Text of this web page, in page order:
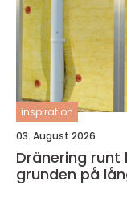
inspiration
03. August 2026
Dränering runt huset så
grunden på